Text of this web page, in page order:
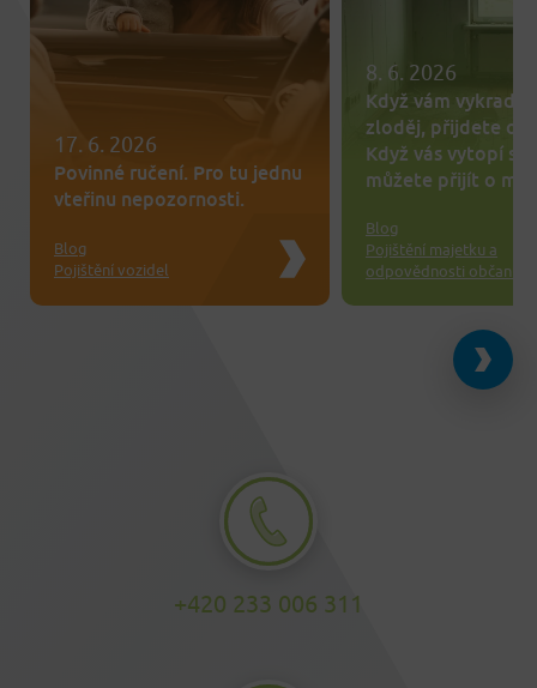
17. 6. 2026
Povinné ručení. Pro tu jednu
vteřinu nepozornosti.
Blog
Pojištění vozidel
8. 6. 2026
Když vám vykrade
zloděj, přijdete o
Když vás vytopí
můžete přijít o
Blog
Pojištění majetku a
odpovědnosti občanů
+420 233 006 311